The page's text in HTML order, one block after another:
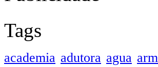
Tags
academia adutora agua